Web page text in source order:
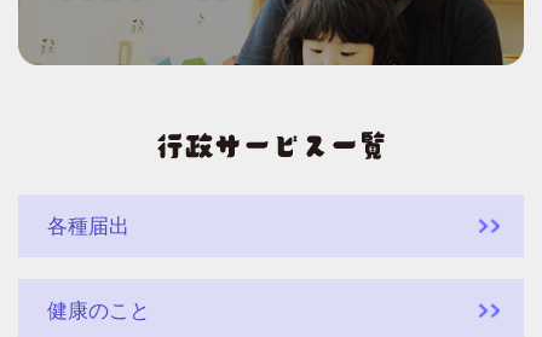
各種届出
健康のこと